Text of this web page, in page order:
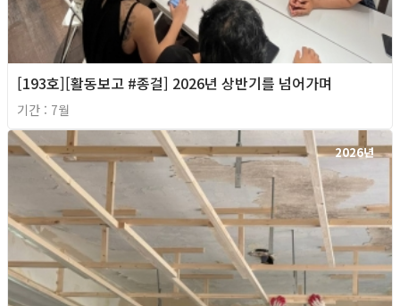
[193호][활동보고 #종걸] 2026년 상반기를 넘어가며
기간 : 7월
2026년